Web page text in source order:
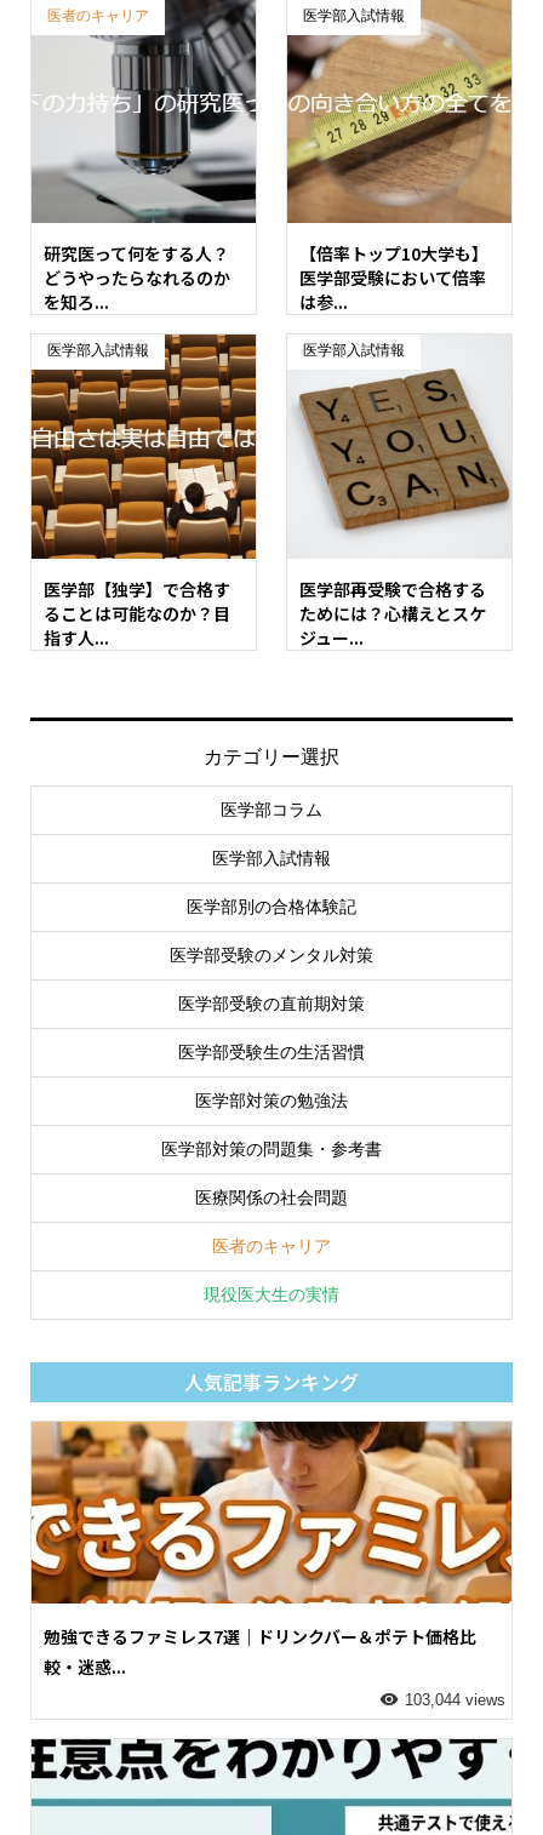
医者のキャリア
研究医って何をする人？
どうやったらなれるのか
を知ろ...
医学部入試情報
【倍率トップ10大学も】
医学部受験において倍率
は参...
医学部入試情報
医学部【独学】で合格す
ることは可能なのか？目
指す人...
医学部入試情報
医学部再受験で合格する
ためには？心構えとスケ
ジュー...
カテゴリー選択
医学部コラム
医学部入試情報
医学部別の合格体験記
医学部受験のメンタル対策
医学部受験の直前期対策
医学部受験生の生活習慣
医学部対策の勉強法
医学部対策の問題集・参考書
医療関係の社会問題
医者のキャリア
現役医大生の実情
人気記事ランキング
勉強できるファミレス7選｜ドリンクバー＆ポテト価格比
較・迷惑...
103,044 views